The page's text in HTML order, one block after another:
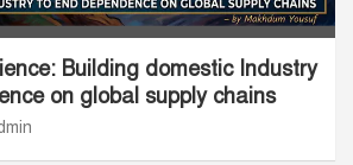
Building domestic Industry
on global supply chains